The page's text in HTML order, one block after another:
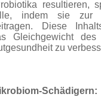
resultieren,
indem sie zur
Diese
Gleichgewicht des
zu
Schädigern: